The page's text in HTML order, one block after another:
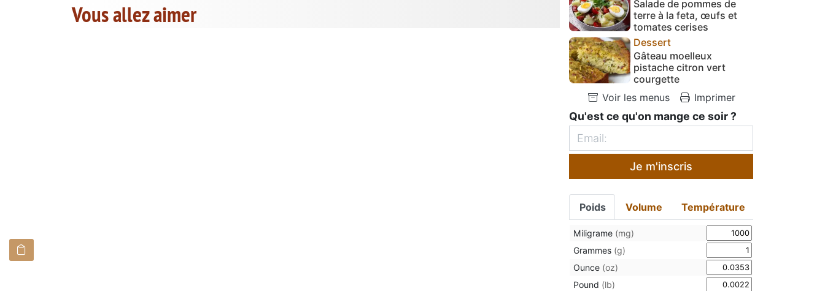
Vous allez aimer
Salade de pommes de
terre à la feta, œufs et
tomates cerises
Dessert
Gâteau moelleux
pistache citron vert
courgette
Voir les menus
Imprimer
Qu'est ce qu'on mange ce soir ?
Je m'inscris
Poids Volume Température
Miligrame (mg)
Grammes (g)
Ounce (oz)
Pound (lb)